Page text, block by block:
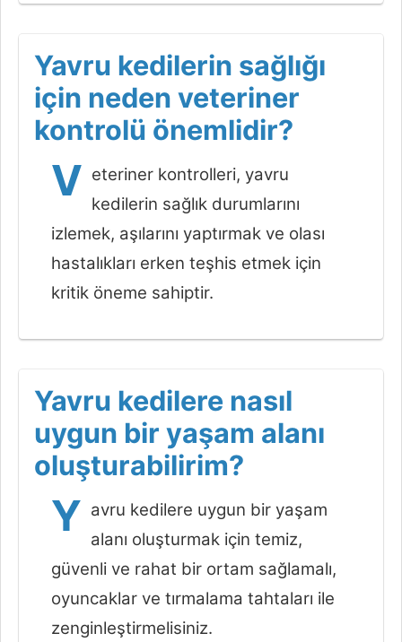
Yavru kedilerin sağlığı
için neden veteriner
kontrolü önemlidir?
V eteriner kontrolleri, yavru
kedilerin sağlık durumlarını
izlemek, aşılarını yaptırmak ve olası
hastalıkları erken teşhis etmek için
kritik öneme sahiptir.
Yavru kedilere nasıl
uygun bir yaşam alanı
oluşturabilirim?
Y avru kedilere uygun bir yaşam
alanı oluşturmak için temiz,
güvenli ve rahat bir ortam sağlamalı,
oyuncaklar ve tırmalama tahtaları ile
zenginleştirmelisiniz.